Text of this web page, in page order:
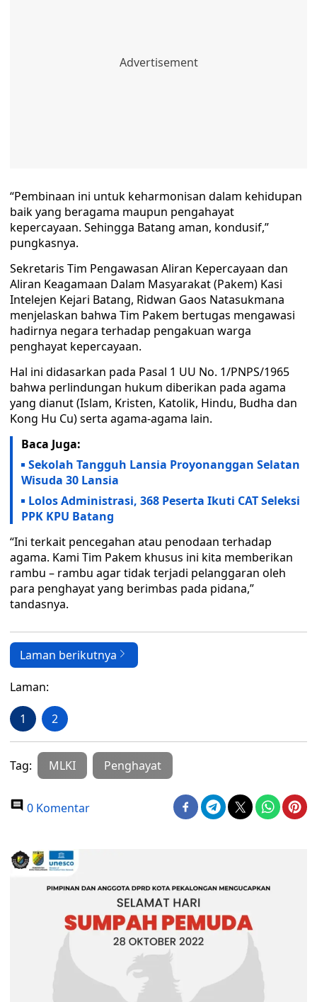
“Pembinaan ini untuk keharmonisan dalam kehidupan
baik yang beragama maupun pengahayat
kepercayaan. Sehingga Batang aman, kondusif,”
pungkasnya.
Sekretaris Tim Pengawasan Aliran Kepercayaan dan
Aliran Keagamaan Dalam Masyarakat (Pakem) Kasi
Intelejen Kejari Batang, Ridwan Gaos Natasukmana
menjelaskan bahwa Tim Pakem bertugas mengawasi
hadirnya negara terhadap pengakuan warga
penghayat kepercayaan.
Hal ini didasarkan pada Pasal 1 UU No. 1/PNPS/1965
bahwa perlindungan hukum diberikan pada agama
yang dianut (Islam, Kristen, Katolik, Hindu, Budha dan
Kong Hu Cu) serta agama-agama lain.
Baca Juga:
Sekolah Tangguh Lansia Proyonanggan Selatan
Wisuda 30 Lansia
Lolos Administrasi, 368 Peserta Ikuti CAT Seleksi
PPK KPU Batang
“Ini terkait pencegahan atau penodaan terhadap
agama. Kami Tim Pakem khusus ini kita memberikan
rambu – rambu agar tidak terjadi pelanggaran oleh
para penghayat yang berimbas pada pidana,”
tandasnya.
Laman berikutnya
Laman:
1 2
Tag: MLKI Penghayat
0 Komentar